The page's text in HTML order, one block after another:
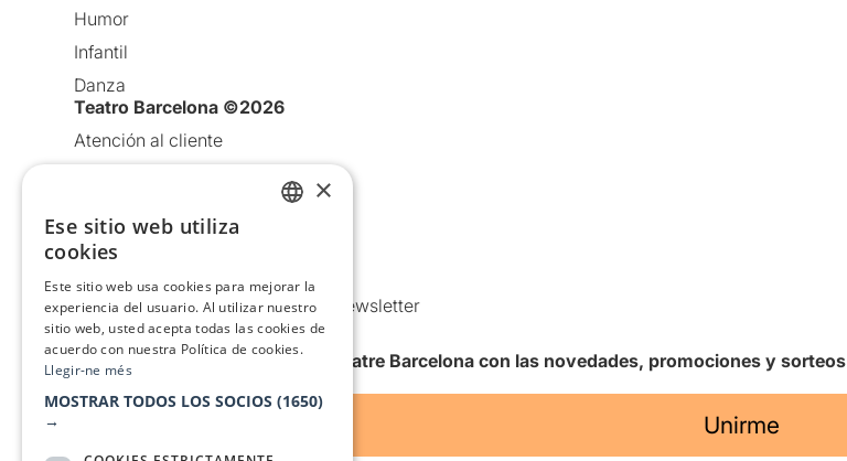
Humor
Infantil
Danza
Teatro Barcelona ©2026
Atención al cliente
Política de Cookies
Comunicaciones comerciales y Newsletter
Anuncia’t
Quiero recibir la newsletter de Teatre Barcelona con las novedades, promociones y sorteos
Unirme
×
Ese sitio web utiliza
cookies
Este sitio web usa cookies para mejorar la
experiencia del usuario. Al utilizar nuestro
sitio web, usted acepta todas las cookies de
acuerdo con nuestra Política de cookies.
Llegir-ne més
MOSTRAR TODOS LOS SOCIOS (1650)
→